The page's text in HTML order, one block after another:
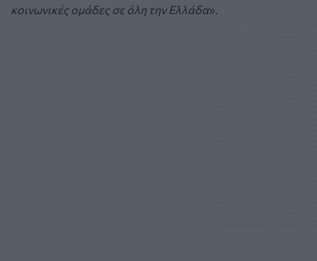
κοινωνικές ομάδες σε όλη την Ελλάδα».